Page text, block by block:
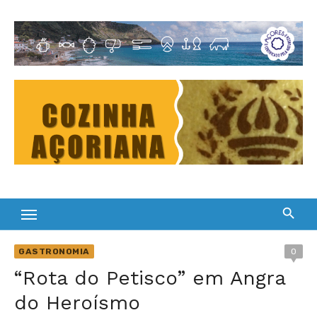
content
Cultura Gastronómica dos Açores
GASTRONOMIA 0
“Rota do Petisco” em Angra
do Heroísmo